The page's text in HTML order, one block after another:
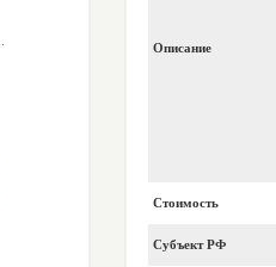
Описание
Стоимость
Субъект РФ